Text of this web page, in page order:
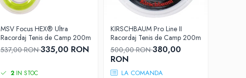
MSV Focus HEX® Ultra
Racordaj Tenis de Camp 200m
537,00 RON335,00 RON
2 IN STOC
KIRSCHBAUM Pro Line II
Racordaj Tenis de Camp 200m
500,00 RON380,00
RON
LA COMANDA